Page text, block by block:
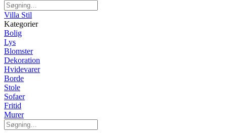
Villa Stil
Kategorier
Bolig
Lys
Blomster
Dekoration
Hvidevarer
Borde
Stole
Sofaer
Fritid
Murer